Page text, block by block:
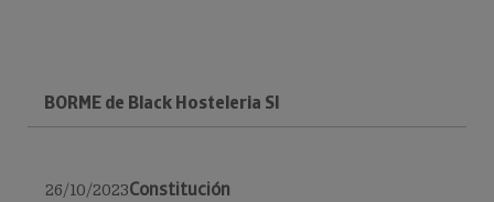
BORME de Black Hosteleria Sl
26/10/2023Constitución